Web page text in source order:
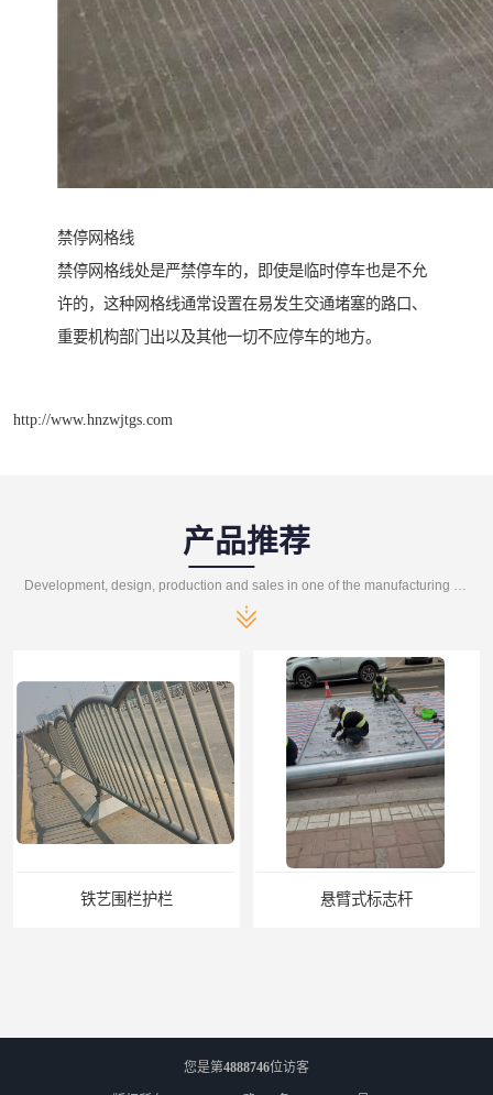
禁停网格线
禁停网格线处是严禁停车的，即使是临时停车也是不允
许的，这种网格线通常设置在易发生交通堵塞的路口、
重要机构部门出以及其他一切不应停车的地方。
http://www.hnzwjtgs.com
产品推荐
悬臂式标志杆 F型悬臂式交通标志杆
您是第4888746位访客